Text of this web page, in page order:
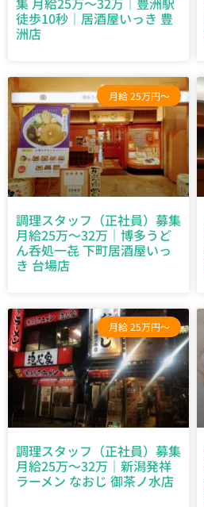
徒歩10秒｜居酒屋いっき 豊
洲店
月給 25万円～
調理スタッフ（正社員）募集
月給25万～32万｜博多うど
ん呑処一㐂 下町居酒屋いっ
き 台場店
月給 25万円～
調理スタッフ（正社員）募集
月給25万～32万｜新潟発祥
ラーメン なおじ 御茶ノ水店